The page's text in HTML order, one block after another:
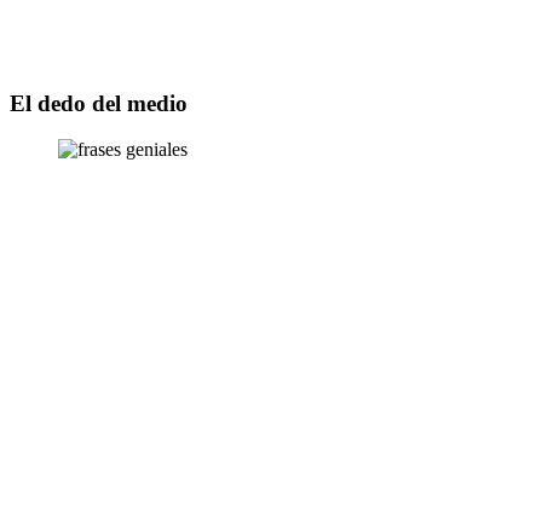
contenido
El dedo del medio